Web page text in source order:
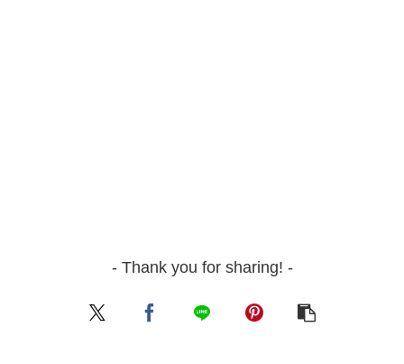
- Thank you for sharing! -